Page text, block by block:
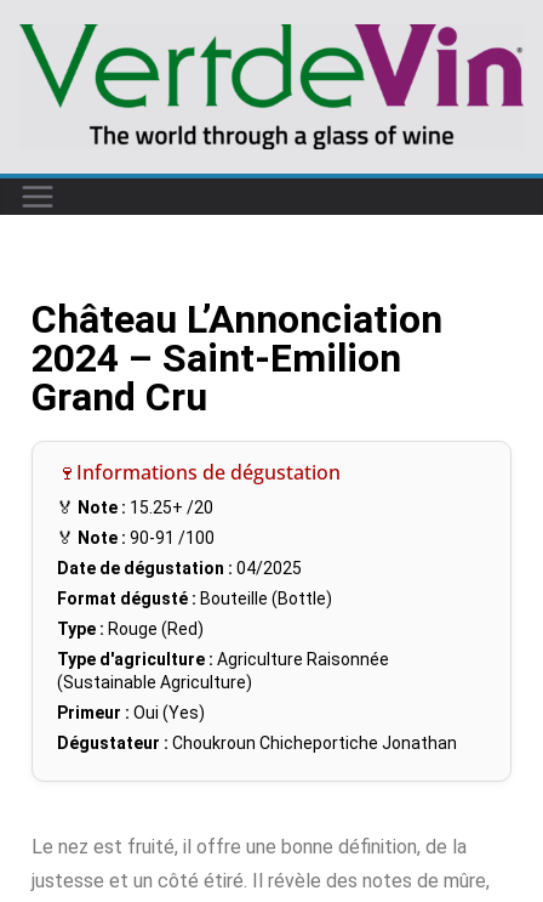
Château L’Annonciation
2024 – Saint-Emilion
Grand Cru
🍷Informations de dégustation
🏅 Note : 15.25+ /20
🏅 Note : 90-91 /100
Date de dégustation : 04/2025
Format dégusté : Bouteille (Bottle)
Type : Rouge (Red)
Type d'agriculture : Agriculture Raisonnée
(Sustainable Agriculture)
Primeur : Oui (Yes)
Dégustateur : Choukroun Chicheportiche Jonathan
Le nez est fruité, il offre une bonne définition, de la
justesse et un côté étiré. Il révèle des notes de mûre,